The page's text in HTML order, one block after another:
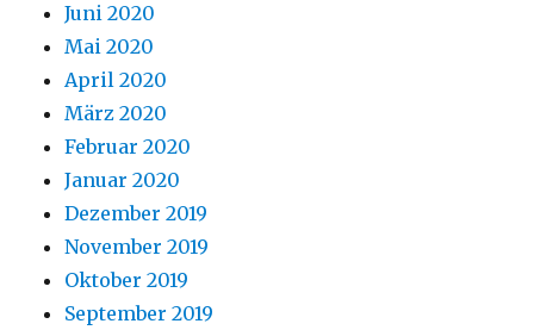
Juni 2020
Mai 2020
April 2020
März 2020
Februar 2020
Januar 2020
Dezember 2019
November 2019
Oktober 2019
September 2019